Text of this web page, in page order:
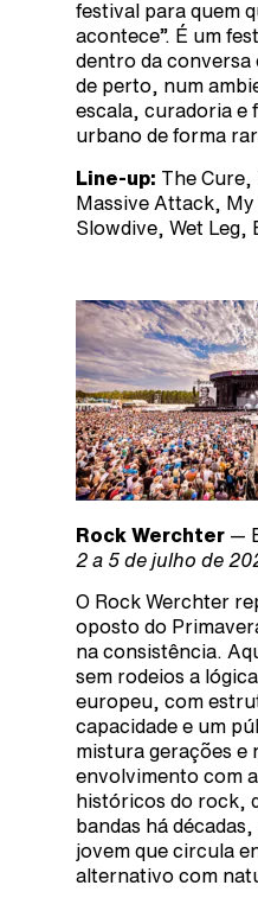
festival para quem
acontece”. É um
dentro da conversa
de perto, num
escala, curadoria e
urbano de forma
Line-up: The Cure,
Massive Attack, My
Slowdive, Wet Leg,
Rock Werchter —
2 a 5 de julho de
O Rock Werchter
oposto do
na consistência.
sem rodeios a
europeu, com
capacidade e um
mistura gerações e
envolvimento com
históricos do rock,
bandas há
jovem que circula
alternativo com